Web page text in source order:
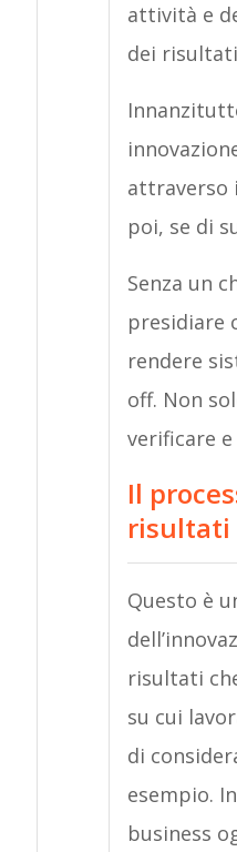
attività e
dei
attraverso
poi, se di
Senza un
presidiare
rendere
off. Non
verificare
Il
risultati
Questo è
risultati
su cui
di
esempio.
business